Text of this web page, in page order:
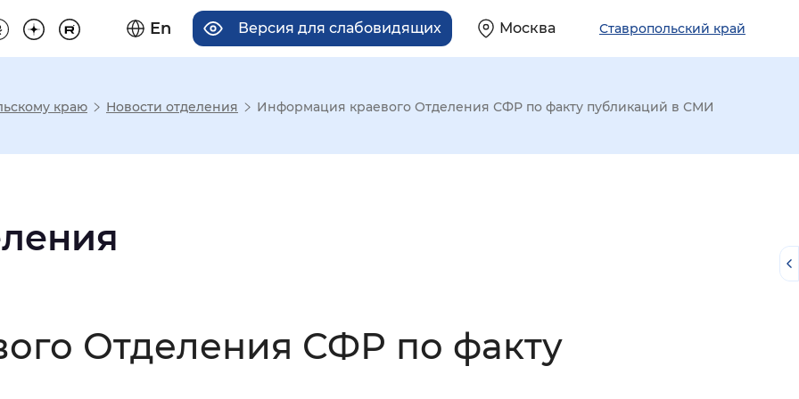
En Версия для слабовидящих Москва Ставропольский край
отображения
Увеличенный Большой
краю Новости отделения Информация краевого Отделения СФР по факту публикаций в СМИ
Отделения СФР по факту